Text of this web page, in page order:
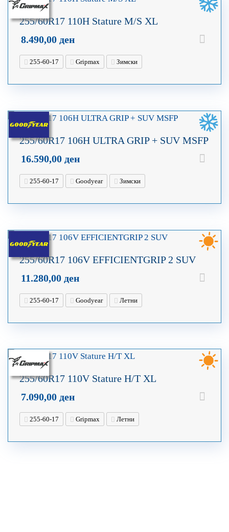
255/60R17 110H Stature M/S XL
8.490,00 ден
255-60-17 Gripmax Зимски
255/60R17 106H ULTRA GRIP + SUV MSFP
16.590,00 ден
255-60-17 Goodyear Зимски
255/60R17 106V EFFICIENTGRIP 2 SUV
11.280,00 ден
255-60-17 Goodyear Летни
255/60R17 110V Stature H/T XL
7.090,00 ден
255-60-17 Gripmax Летни